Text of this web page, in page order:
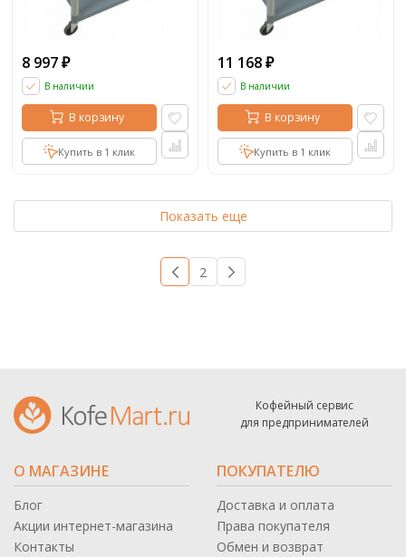
8 997 ₽
В наличии
В корзину
Купить в 1 клик
11 168 ₽
В наличии
В корзину
Купить в 1 клик
Показать еще
1 2 →
Кофейный сервис
для предпринимателей
О МАГАЗИНЕ
Блог
Акции интернет-магазина
Контакты
ПОКУПАТЕЛЮ
Доставка и оплата
Права покупателя
Обмен и возврат